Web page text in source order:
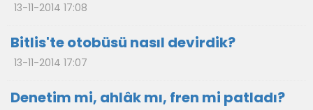
13-11-2014 17:08
Bitlis'te otobüsü nasıl devirdik?
13-11-2014 17:07
Denetim mi, ahlâk mı, fren mi patladı?